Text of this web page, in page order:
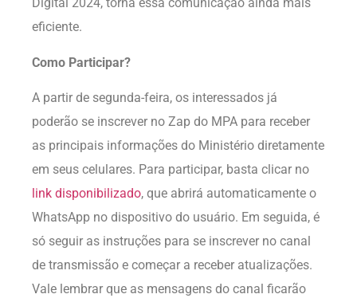
Digital 2024, torna essa comunicação ainda mais
eficiente.
Como Participar?
A partir de segunda-feira, os interessados já
poderão se inscrever no Zap do MPA para receber
as principais informações do Ministério diretamente
em seus celulares. Para participar, basta clicar no
link disponibilizado, que abrirá automaticamente o
WhatsApp no dispositivo do usuário. Em seguida, é
só seguir as instruções para se inscrever no canal
de transmissão e começar a receber atualizações.
Vale lembrar que as mensagens do canal ficarão